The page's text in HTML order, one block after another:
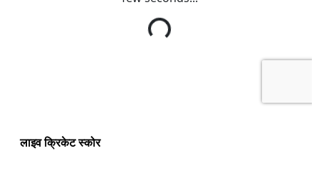
लाइव क्रिकेट स्कोर